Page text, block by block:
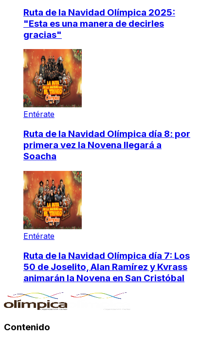
Ruta de la Navidad Olímpica 2025:
"Esta es una manera de decirles
gracias"
Entérate
Ruta de la Navidad Olímpica día 8: por
primera vez la Novena llegará a
Soacha
Entérate
Ruta de la Navidad Olímpica día 7: Los
50 de Joselito, Alan Ramírez y Kvrass
animarán la Novena en San Cristóbal
Contenido